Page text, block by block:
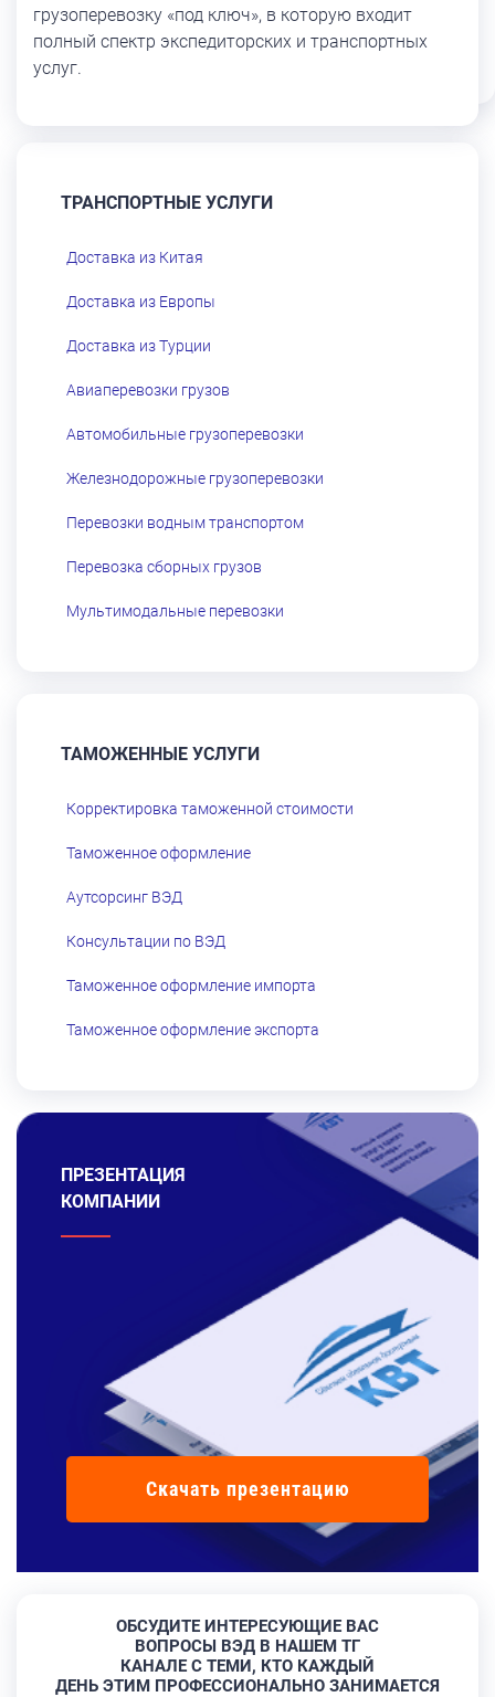
грузоперевозку «под ключ», в которую входит
полный спектр экспедиторских и транспортных
услуг.
ТРАНСПОРТНЫЕ УСЛУГИ
Доставка из Китая
Доставка из Европы
Доставка из Турции
Авиаперевозки грузов
Автомобильные грузоперевозки
Железнодорожные грузоперевозки
Перевозки водным транспортом
Перевозка сборных грузов
Мультимодальные перевозки
ТАМОЖЕННЫЕ УСЛУГИ
Корректировка таможенной стоимости
Таможенное оформление
Аутсорсинг ВЭД
Консультации по ВЭД
Таможенное оформление импорта
Таможенное оформление экспорта
ПРЕЗЕНТАЦИЯ
КОМПАНИИ
Скачать презентацию
ОБСУДИТЕ ИНТЕРЕСУЮЩИЕ ВАС
ВОПРОСЫ ВЭД В НАШЕМ ТГ
КАНАЛЕ С ТЕМИ, КТО КАЖДЫЙ
ДЕНЬ ЭТИМ ПРОФЕССИОНАЛЬНО ЗАНИМАЕТСЯ